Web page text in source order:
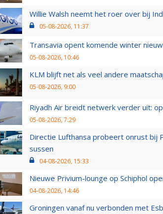
Willie Walsh neemt het roer over bij
05-08-2026, 11:37
Transavia opent komende winter
05-08-2026, 10:46
KLM blijft net als veel andere
05-08-2026, 9:00
Riyadh Air breidt netwerk verder uit:
05-08-2026, 7:29
Directie Lufthansa probeert onrust bij
sussen
04-08-2026, 15:33
Nieuwe Privium-lounge op Schiphol
04-08-2026, 14:46
Groningen vanaf nu verbonden met